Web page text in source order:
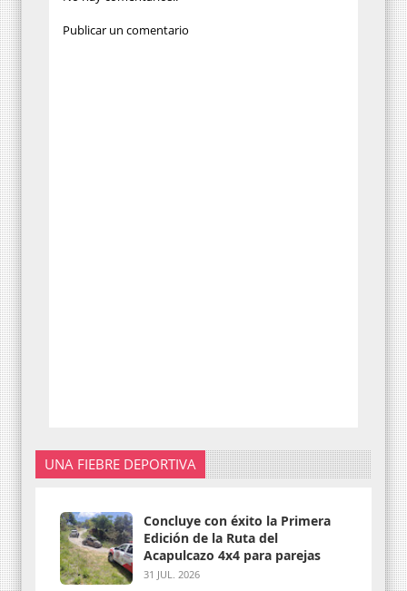
Publicar un comentario
UNA FIEBRE DEPORTIVA
Concluye con éxito la Primera
Edición de la Ruta del
Acapulcazo 4x4 para parejas
31 JUL. 2026